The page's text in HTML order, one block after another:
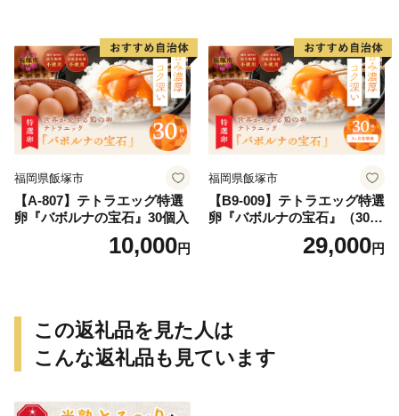
福岡県飯塚市
【A-807】テトラエッグ特選
卵『バボルナの宝石』30個入
10,000円
福岡県飯塚市
【B9-009】テトラエッグ特選
卵『バボルナの宝石』（30
個/月）【3カ月定期便】
29,000円
この返礼品を見た人は
こんな返礼品も見ています